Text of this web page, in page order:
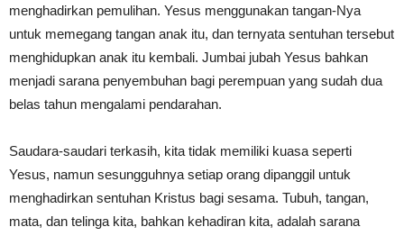
menghadirkan pemulihan. Yesus menggunakan tangan-Nya
untuk memegang tangan anak itu, dan ternyata sentuhan tersebut
menghidupkan anak itu kembali. Jumbai jubah Yesus bahkan
menjadi sarana penyembuhan bagi perempuan yang sudah dua
belas tahun mengalami pendarahan.
Saudara-saudari terkasih, kita tidak memiliki kuasa seperti
Yesus, namun sesungguhnya setiap orang dipanggil untuk
menghadirkan sentuhan Kristus bagi sesama. Tubuh, tangan,
mata, dan telinga kita, bahkan kehadiran kita, adalah sarana